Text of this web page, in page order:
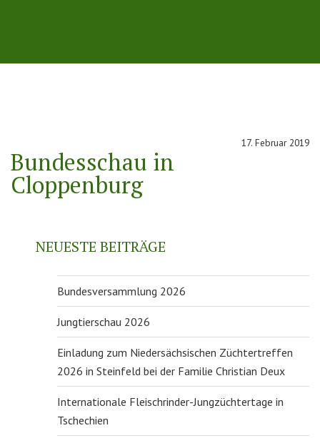
17. Februar 2019
Bundesschau in
Cloppenburg
NEUESTE BEITRÄGE
Bundesversammlung 2026
Jungtierschau 2026
Einladung zum Niedersächsischen Züchtertreffen
2026 in Steinfeld bei der Familie Christian Deux
Internationale Fleischrinder-Jungzüchtertage in
Tschechien